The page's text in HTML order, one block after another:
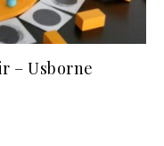
– Usborne